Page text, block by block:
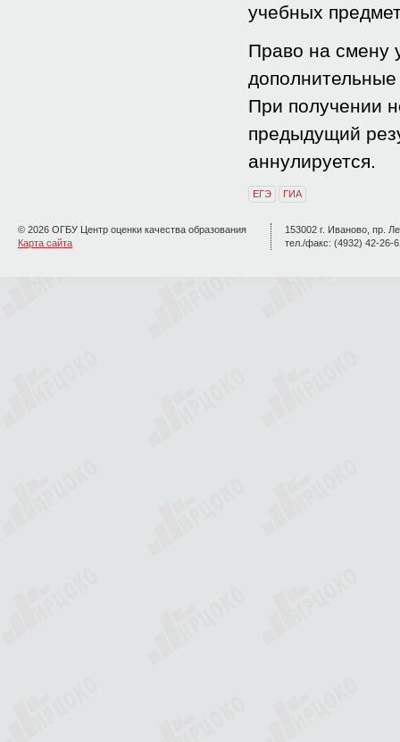
учебных
Право на смену
При получении
предыдущий
аннулируется.
ЕГЭ ГИА
© 2026 ОГБУ Центр оценки качества образования
Карта сайта
153002 г. Иваново, пр.
тел./факс: (4932) 42-26-